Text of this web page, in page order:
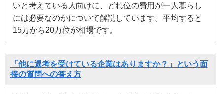
いと考えている人向けに、どれ位の費用が一人暮らし
には必要なのかについて解説しています。平均すると
15万から20万位が相場です。
「他に選考を受けている企業はありますか？」という面
接の質問への答え方